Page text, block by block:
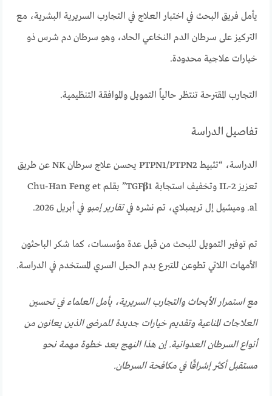
يأمل فريق البحث في اختبار العلاج في التجارب السريرية البشرية، مع
التركيز على سرطان الدم النخاعي الحاد، وهو سرطان دم شرس ذو
خيارات علاجية محدودة.
التجارب المقترحة تنتظر حالياً التمويل والموافقة التنظيمية.
تفاصيل الدراسة
الدراسة، “تثبيط PTPN1/PTPN2 يحسن علاج سرطان NK عن طريق
تعزيز IL-2 وتخفيف استجابة TGF𝛃1” بقلم Chu-Han Feng et
al. وميشيل إل تريمبلاي، تم نشره في
تقارير إمبو في أبريل 2026.
تم توفير التمويل للبحث من قبل عدة مؤسسات، كما شكر الباحثون
الأمهات اللاتي تطوعن للتبرع بدم الحبل السري المستخدم في الدراسة.
مع استمرار الأبحاث والتجارب السريرية، يأمل العلماء في تحسين
العلاجات المناعية وتقديم خيارات جديدة للمرضى الذين يعانون من
أنواع السرطان العدوانية. إن هذا النهج يعد خطوة مهمة نحو
مستقبل أكثر إشراقًا في مكافحة السرطان.